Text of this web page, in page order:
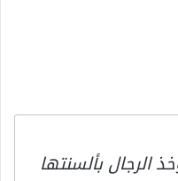
الرجال بألسنتها